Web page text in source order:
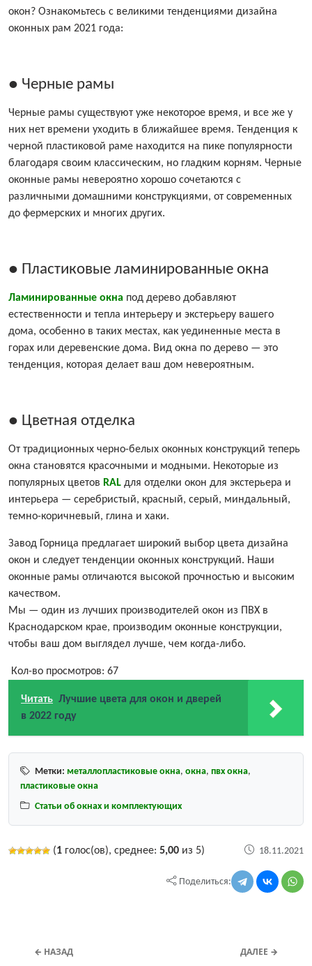
окон? Ознакомьтесь с великими тенденциями дизайна
оконных рам 2021 года:
● Черные рамы
Черные рамы существуют уже некоторое время, и все же у
них нет времени уходить в ближайшее время. Тенденция к
черной пластиковой раме находится на пике популярности
благодаря своим классическим, но гладким корням. Черные
оконные рамы невероятно хорошо сочетаются с
различными домашними конструкциями, от современных
до фермерских и многих других.
● Пластиковые ламинированные окна
Ламинированные окна под дерево добавляют
естественности и тепла интерьеру и экстерьеру вашего
дома, особенно в таких местах, как уединенные места в
горах или деревенские дома. Вид окна по дерево — это
тенденция, которая делает ваш дом невероятным.
● Цветная отделка
От традиционных черно-белых оконных конструкций теперь
окна становятся красочными и модными. Некоторые из
популярных цветов RAL для отделки окон для экстерьера и
интерьера — серебристый, красный, серый, миндальный,
темно-коричневый, глина и хаки.
Завод Горница предлагает широкий выбор цвета дизайна
окон и следует тенденции оконных конструкций. Наши
оконные рамы отличаются высокой прочностью и высоким
качеством.
Мы — один из лучших производителей окон из ПВХ в
Краснодарском крае, производим оконные конструкции,
чтобы ваш дом выглядел лучше, чем когда-либо.
Кол-во просмотров: 67
Читать Лучшие цвета для окон и дверей
в 2022 году
Метки: металлопластиковые окна, окна, пвх окна,
пластиковые окна
Статьи об окнах и комплектующих
(1 голос(ов), среднее: 5,00 из 5) 18.11.2021
Поделиться:
← НАЗАД ДАЛЕЕ →